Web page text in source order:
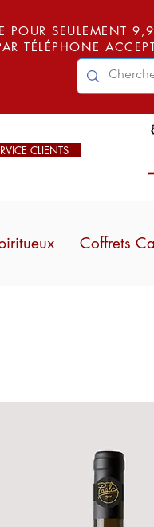
POUR SEULEMENT
TÉLÉPHONE
CLIENTS
Coffrets